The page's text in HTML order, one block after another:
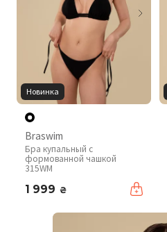
Новинка
Braswim
Бра купальный с
формованной чашкой
315WM
1 999 ₴